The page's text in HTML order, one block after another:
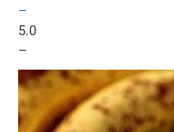
–
5.0
–